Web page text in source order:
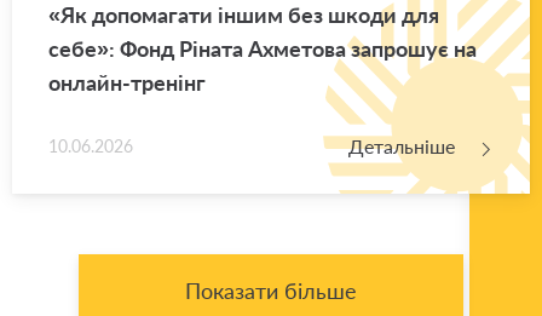
«Як до­по­ма­га­ти іншим без шкоди для
себе»: Фонд Рі­на­та Ахме­то­ва за­про­шує на
он­лайн-тре­нінг
10.06.2026 Детальніше
Показати більше